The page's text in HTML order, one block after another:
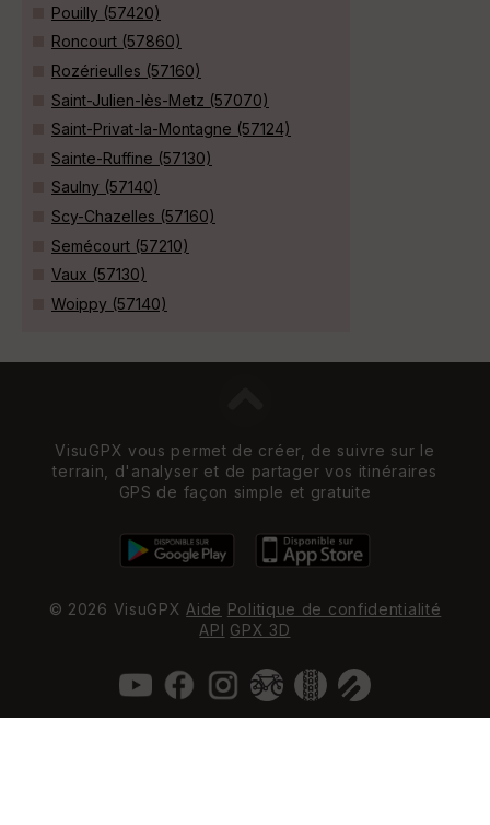
Pouilly (57420)
Roncourt (57860)
Rozérieulles (57160)
Saint-Julien-lès-Metz (57070)
Saint-Privat-la-Montagne (57124)
Sainte-Ruffine (57130)
Saulny (57140)
Scy-Chazelles (57160)
Semécourt (57210)
Vaux (57130)
Woippy (57140)
VisuGPX vous permet de créer, de suivre sur le
terrain, d'analyser et de partager vos itinéraires
GPS de façon simple et gratuite
© 2026 VisuGPX Aide Politique de confidentialité
API GPX 3D